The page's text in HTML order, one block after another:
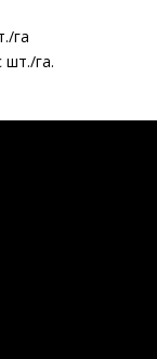
га
шт./га.